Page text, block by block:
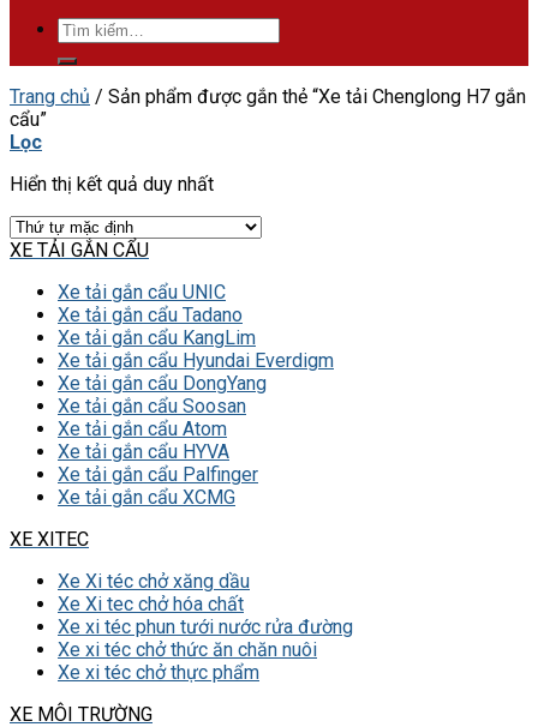
Tìm
kiếm:
Trang chủ / Sản phẩm được gắn thẻ “Xe tải Chenglong H7 gắn
cẩu”
Lọc
Hiển thị kết quả duy nhất
XE TẢI GẮN CẨU
Xe tải gắn cẩu UNIC
Xe tải gắn cẩu Tadano
Xe tải gắn cẩu KangLim
Xe tải gắn cẩu Hyundai Everdigm
Xe tải gắn cẩu DongYang
Xe tải gắn cẩu Soosan
Xe tải gắn cẩu Atom
Xe tải gắn cẩu HYVA
Xe tải gắn cẩu Palfinger
Xe tải gắn cẩu XCMG
XE XITEC
Xe Xi téc chở xăng dầu
Xe Xi tec chở hóa chất
Xe xi téc phun tưới nước rửa đường
Xe xi téc chở thức ăn chăn nuôi
Xe xi téc chở thực phẩm
XE MÔI TRƯỜNG